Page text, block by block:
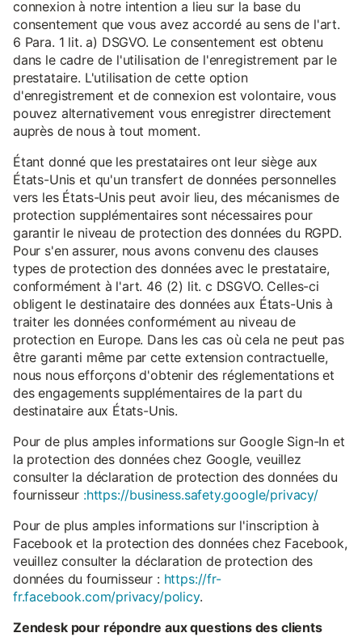
connexion à notre intention a lieu sur la base du
consentement que vous avez accordé au sens de l'art.
6 Para. 1 lit. a) DSGVO. Le consentement est obtenu
dans le cadre de l'utilisation de l'enregistrement par le
prestataire. L'utilisation de cette option
d'enregistrement et de connexion est volontaire, vous
pouvez alternativement vous enregistrer directement
auprès de nous à tout moment.
Étant donné que les prestataires ont leur siège aux
États-Unis et qu'un transfert de données personnelles
vers les États-Unis peut avoir lieu, des mécanismes de
protection supplémentaires sont nécessaires pour
garantir le niveau de protection des données du RGPD.
Pour s'en assurer, nous avons convenu des clauses
types de protection des données avec le prestataire,
conformément à l'art. 46 (2) lit. c DSGVO. Celles-ci
obligent le destinataire des données aux États-Unis à
traiter les données conformément au niveau de
protection en Europe. Dans les cas où cela ne peut pas
être garanti même par cette extension contractuelle,
nous nous efforçons d'obtenir des réglementations et
des engagements supplémentaires de la part du
destinataire aux États-Unis.
Pour de plus amples informations sur Google Sign-In et
la protection des données chez Google, veuillez
consulter la déclaration de protection des données du
fournisseur :https://business.safety.google/privacy/
Pour de plus amples informations sur l'inscription à
Facebook et la protection des données chez Facebook,
veuillez consulter la déclaration de protection des
données du fournisseur : https://fr-
fr.facebook.com/privacy/policy.
Zendesk pour répondre aux questions des clients